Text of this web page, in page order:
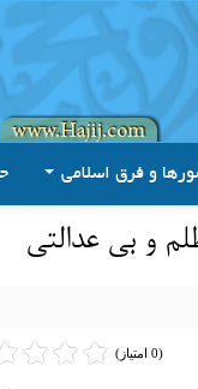
و فرق اسلامی
و بی عدالتی
(0 امتیاز)